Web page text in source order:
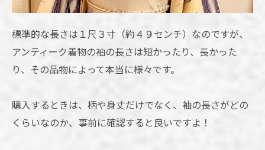
標準的な長さは１尺３寸（約４９センチ）なのですが、
アンティーク着物の袖の長さは短かったり、長かった
り、その品物によって本当に様々です。
購入するときは、柄や身丈だけでなく、袖の長さがどの
くらいなのか、事前に確認すると良いですよ！